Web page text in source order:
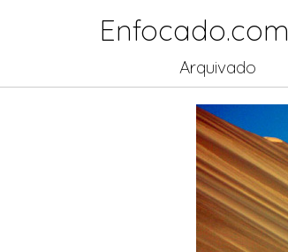
Enfocado.com
Arquivado